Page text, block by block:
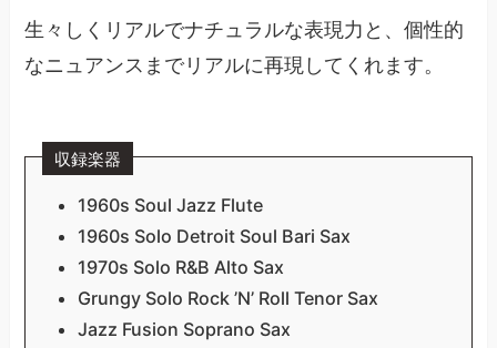
生々しくリアルでナチュラルな表現力と、個性的
なニュアンスまでリアルに再現してくれます。
収録楽器
1960s Soul Jazz Flute
1960s Solo Detroit Soul Bari Sax
1970s Solo R&B Alto Sax
Grungy Solo Rock ’N’ Roll Tenor Sax
Jazz Fusion Soprano Sax